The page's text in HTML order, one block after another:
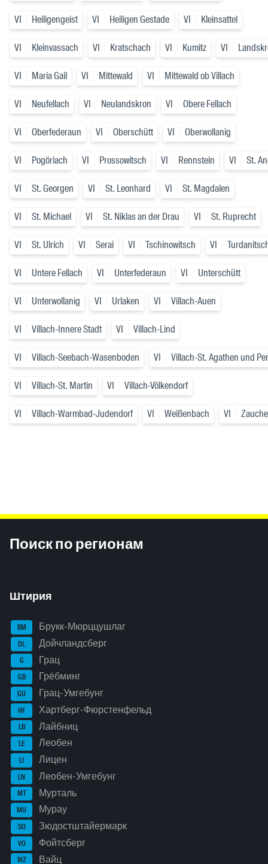
VI Heiligengeist VI Heiligen Gestade VI Kleinsattel
VI Kleinvassach VI Kratschach VI Kumitz VI
VI Maria Gail VI Mittewald VI Mittewald ob Villach
VI Neufellach VI Neulandskron VI Obere Fellach
VI Oberfederaun VI Oberschütt VI Oberwollanig
VI Pogöriach VI Prossowitsch VI Rennstein VI St.
VI St. Georgen VI St. Leonhard VI St. Magdalen
VI St. Michael VI St. Niklas an der Drau VI St. Ruprecht
VI St. Ulrich VI Serai VI Tschinowitsch VI
VI Untere Fellach VI Unterfederaun VI Unterschütt
VI Unterwollanig VI Urlaken VI Villach-Auen
VI Villach-Innere Stadt VI Villach-Lind
VI Villach-Seebach-Wasenboden VI Villach-St. Agathen und
VI Villach-St. Martin VI Villach-Völkendorf
VI Villach-Warmbad-Judendorf VI Weißenbach VI
Поиск по регионам
Штирия
BM Брукк-Мюрццушлаг
DL Дойчландсберг
G Грац
GB Грёбминг
GU Грац-Умгебунг
HF Хартберг-Фюрстенфельд
LB Лайбниц
LE Леобен
LI Лицен
LN Леобен-Умгебунг
MT Мурталь
MU Мурау
SO Зюдостштайермарк
VO Фойтсберг
WZ Вайц